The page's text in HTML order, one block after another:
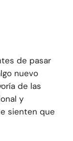
de pasar
nuevo
de las
y
sienten que